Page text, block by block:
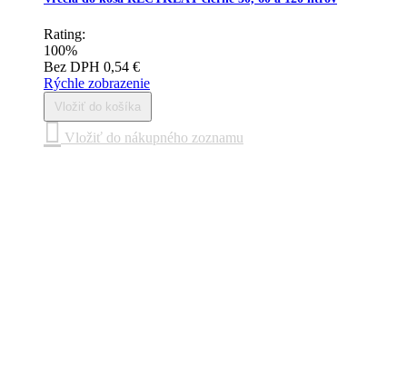
Rating:
100%
Bez DPH 0,54 €
Rýchle zobrazenie
Vložiť do košíka
Vložiť do nákupného zoznamu